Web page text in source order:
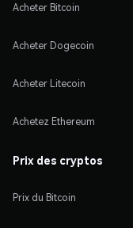
Acheter Bitcoin
Acheter Dogecoin
Acheter Litecoin
Achetez Ethereum
Prix des cryptos
Prix du Bitcoin